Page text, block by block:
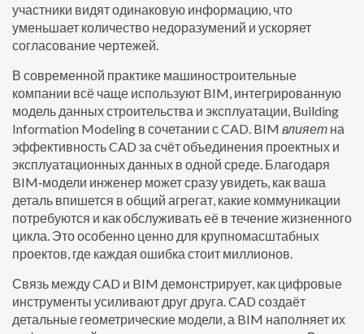
участники видят одинаковую информацию, что
уменьшает количество недоразумений и ускоряет
согласование чертежей.
В современной практике машиностроительные
компании всё чаще используют BIM, интегрированную
модель данных строительства и эксплуатации, Building
Information Modeling в сочетании с CAD. BIM влияет на
эффективность CAD за счёт объединения проектных и
эксплуатационных данных в одной среде. Благодаря
BIM‑модели инженер может сразу увидеть, как ваша
деталь впишется в общий агрегат, какие коммуникации
потребуются и как обслуживать её в течение жизненного
цикла. Это особенно ценно для крупномасштабных
проектов, где каждая ошибка стоит миллионов.
Связь между CAD и BIM демонстрирует, как цифровые
инструменты усиливают друг друга. CAD создаёт
детальные геометрические модели, а BIM наполняет их